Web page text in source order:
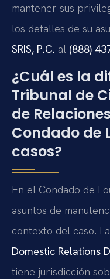
mantener sus
los detalles de su
SRIS, P.C. al (888)
¿Cuál es la
Tribunal de
de
Condado de
casos?
En el Condado de
asuntos de
contexto del caso. La
Domestic Relations
tiene jurisdicción